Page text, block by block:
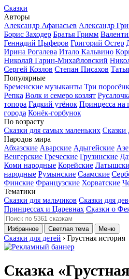
Сказки
Авторы
Александр Афанасьев Александр
Борис Заходер Братья Гримм
Геннадий Цыферов Григорий Остер
Ирина Рогалева Итало Кальвино
Николай Гарин-Михайловский
Сергей Козлов Степан Писахов
Популярные
Бременские музыканты Три
Репка Волк и семеро козлят
топора Гадкий утёнок Принцесса на
города Конёк-горбунок
По возрасту
Сказки для самых маленьких Сказки
Народов мира
Абхазские Аварские Адыгейские
Венгерские Греческие Грузинские
Коми народные Корейские
народные Румынские Саамские
Финские Французские Хорватские
Тематики
Сказки для мальчиков Сказки для
Принцессах и Царевнах Сказки о
Избранное Светлая тема Меню
Сказки для детей › Грустная история
Сказка